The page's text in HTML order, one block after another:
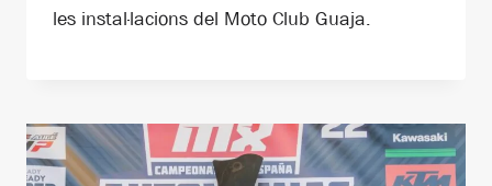
les instal·lacions del Moto Club Guaja.